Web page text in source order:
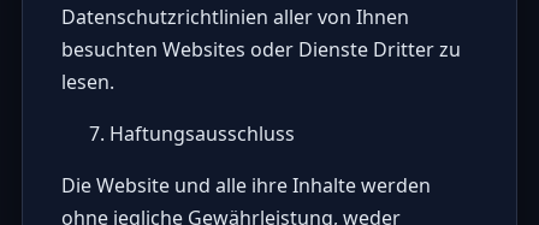
Datenschutzrichtlinien aller von Ihnen
besuchten Websites oder Dienste Dritter zu
lesen.
Haftungsausschluss
Die Website und alle ihre Inhalte werden
ohne jegliche Gewährleistung, weder